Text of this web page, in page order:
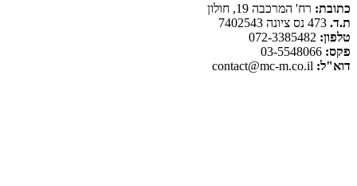
כתובת: רח' המרכבה 19, חולון
ת.ד.
טלפון:
פקס:
דוא"ל: